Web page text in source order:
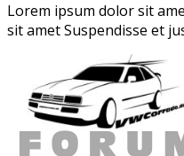
Lorem ipsum dolor sit
sit amet Suspendisse et